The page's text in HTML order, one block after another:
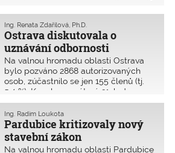
Pevnosti poznání Univerzity Palackého
v Olomouci.
Ostrava diskutovala o
uznávání odbornosti
Ing. Renata Zdařilová, Ph.D.
Na valnou hromadu oblasti Ostrava
bylo pozváno 2868 autorizovaných
osob, zúčastnilo se jen 155 členů (tj.
5,4 %). Konala se v úterý 21. ledna
2020 ve společenském sále Domu
kultury města Ostravy.
Pardubice kritizovaly nový
stavební zákon
Ing. Radim Loukota
Na valnou hromadu oblasti Pardubice